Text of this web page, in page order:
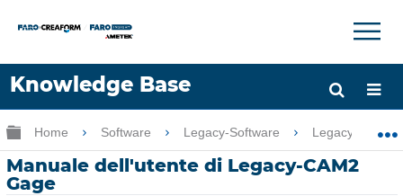
Knowledge Base
Lingua
Chiedere aiuto Accesso
×
Ingrandisci/riduci gerarchia globale
Home Software Legacy-Software Legacy-CAM2
Manuale dell'utente di Legacy-CAM2
Gage